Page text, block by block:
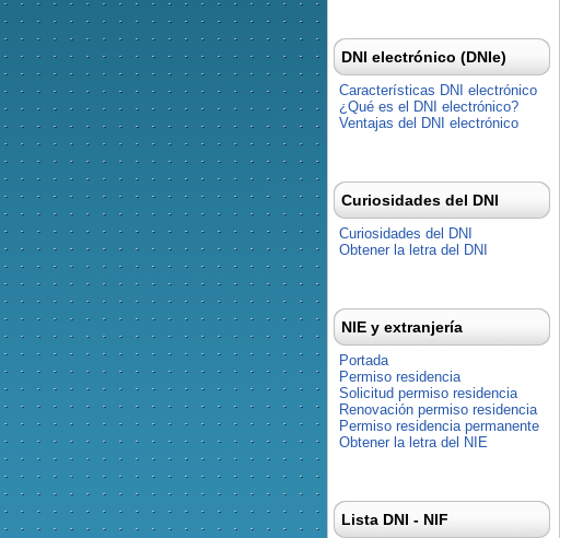
DNI electrónico (DNIe)
Características DNI electrónico
¿Qué es el DNI electrónico?
Ventajas del DNI electrónico
Curiosidades del DNI
Curiosidades del DNI
Obtener la letra del DNI
NIE y extranjería
Portada
Permiso residencia
Solicitud permiso residencia
Renovación permiso residencia
Permiso residencia permanente
Obtener la letra del NIE
Lista DNI - NIF